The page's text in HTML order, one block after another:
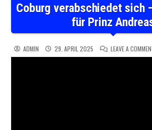
Coburg verabschiedet sich
für Prinz
ADMIN 29. APRIL 2025 LEAVE A